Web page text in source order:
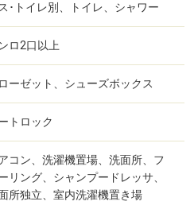
･トイレ別、トイレ、シャワー
ロ2口以上
ーゼット、シューズボックス
トロック
コン、洗濯機置場、洗面所、フ
リング、シャンプードレッサ、
所独立、室内洗濯機置き場